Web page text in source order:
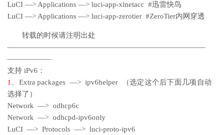
LuCI —> Applications —> luci-app-xlnetacc #迅雷快鸟
LuCI —> Applications —> luci-app-zerotier #ZeroTier内网穿透
转载的时候请注明出处
———————————————————————————
——————
支持 iPv6：
1
、Extra packages —> ipv6helper （选定这个后下面几项自动
选择了）
Network —> odhcp6c
Network —> odhcpd-ipv6only
LuCI —> Protocols —> luci-proto-ipv6